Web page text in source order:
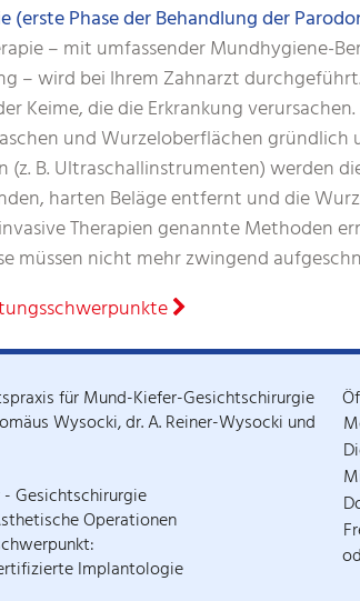
(erste Phase der Behandlung der
– mit umfassender Mundhygiene-
– wird bei Ihrem Zahnarzt
Keime, die die Erkrankung
und Wurzeloberflächen
(z. B. Ultraschallinstrumenten) werden
harten Beläge entfernt und die
Therapien genannte Methoden
müssen nicht mehr zwingend
für Mund-Kiefer-Gesichtschirurgie
Wysocki, dr. A. Reiner-Wysocki und
Gesichtschirurgie
Operationen
Implantologie